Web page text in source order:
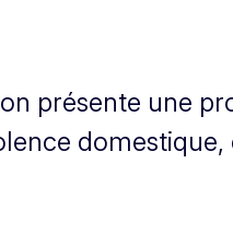
présente une
domestique,